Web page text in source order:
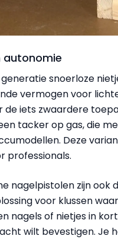
autonomie
snoerloze
vermogen voor
de iets zwaardere
tacker op gas, die
Deze
professionals.
nagelpistolen zijn ook
voor klussen
nagels of nietjes in
wilt bevestigen. Je